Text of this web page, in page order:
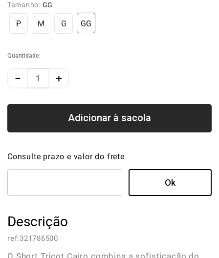
Tamanho: GG
P M G GG
Quantidade
＋
－
Consulte prazo e valor do frete
Descrição
ref:321786500
O Short Tricot Cairo combina a sofisticação do